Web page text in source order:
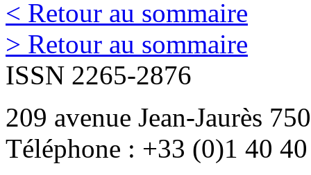
< Retour au sommaire
> Retour au sommaire
ISSN 2265-2876
209 avenue Jean-Jaurès
Téléphone : +33 (0)1 40